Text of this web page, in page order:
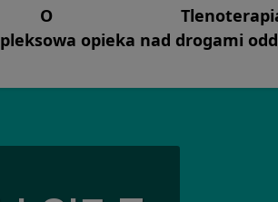
MENU
O
opieka nad drogami
tracheostomia, oczyszczanie